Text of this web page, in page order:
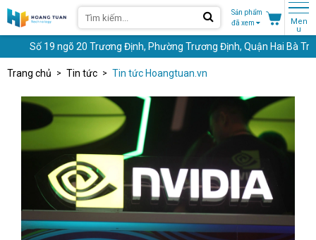
Sản phẩm
đã xem
Men
u
19 ngõ 20 Trương Định, Phường Trương Định, Quận Hai Bà Trưng, Hà
Trang chủ Tin tức Tin tức Hoangtuan.vn